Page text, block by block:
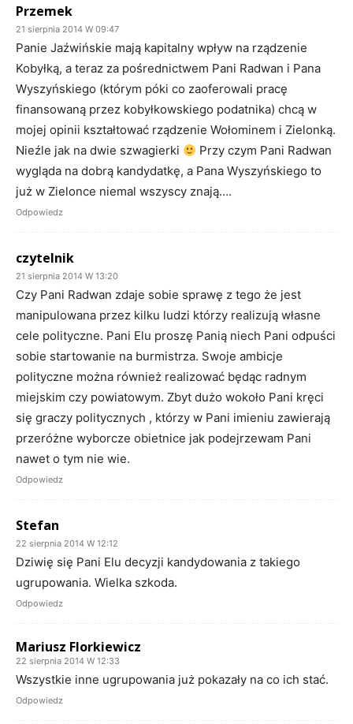
Przemek
21 sierpnia 2014 W 09:47
Panie Jaźwińskie mają kapitalny wpływ na rządzenie
Kobyłką, a teraz za pośrednictwem Pani Radwan i Pana
Wyszyńskiego (którym póki co zaoferowali pracę
finansowaną przez kobyłkowskiego podatnika) chcą w
mojej opinii kształtować rządzenie Wołominem i Zielonką.
Nieźle jak na dwie szwagierki
Przy czym Pani Radwan
wygląda na dobrą kandydatkę, a Pana Wyszyńskiego to
już w Zielonce niemal wszyscy znają….
Odpowiedz
czytelnik
21 sierpnia 2014 W 13:20
Czy Pani Radwan zdaje sobie sprawę z tego że jest
manipulowana przez kilku ludzi którzy realizują własne
cele polityczne. Pani Elu proszę Panią niech Pani odpuści
sobie startowanie na burmistrza. Swoje ambicje
polityczne można również realizować będąc radnym
miejskim czy powiatowym. Zbyt dużo wokoło Pani kręci
się graczy politycznych , którzy w Pani imieniu zawierają
przeróżne wyborcze obietnice jak podejrzewam Pani
nawet o tym nie wie.
Odpowiedz
Stefan
22 sierpnia 2014 W 12:12
Dziwię się Pani Elu decyzji kandydowania z takiego
ugrupowania. Wielka szkoda.
Odpowiedz
Mariusz Florkiewicz
22 sierpnia 2014 W 12:33
Wszystkie inne ugrupowania już pokazały na co ich stać.
Odpowiedz